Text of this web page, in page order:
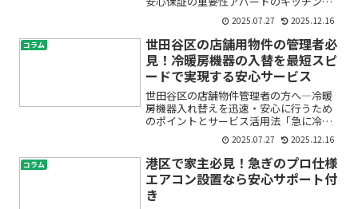
フォームをお考えのオーナー様や管理会
社の方、「どこに頼んだらいいかわから
ない」「保証ってどれくらいあるの？」
「費用はどのくらいかかる...
2025.07.27 2025.12.16
コラム
世田谷区の店舗用物件の管理者必
見！冷暖房機器の入替を最短スピ
ードで実現する安心サービス
世田谷区の店舗物件管理者の方へ―冷暖
房機器入れ替えを迅速・安心に行うため
のポイントとサービス活用法「急に冷暖
房が効かなくなった」「店舗の空調設備
が古くてお客様やスタッフに不便をかけ
ている」「入れ替え工事をしたいけど、
営業への影響や手間が心配...
2025.07.27 2025.12.16
コラム
港区で家主必見！急ぎのプロ仕様
エアコン設置なら安心サポート付
き